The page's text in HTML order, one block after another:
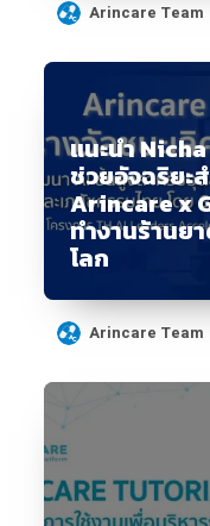
Arincare Team
แนะนำ
ช่วยอัจฉริยะ
Arincare x
ทำงานร้านย
โลก
Arincare Team